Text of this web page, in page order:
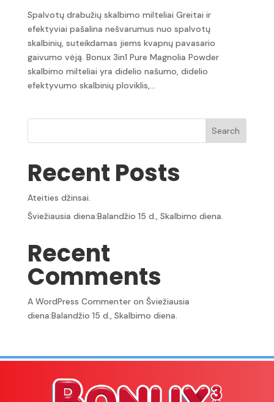
Spalvotų drabužių skalbimo milteliai Greitai ir
efektyviai pašalina nešvarumus nuo spalvotų
skalbinių, suteikdamas jiems kvapnų pavasario
gaivumo vėją. Bonux 3in1 Pure Magnolia Powder
skalbimo milteliai yra didelio našumo, didelio
efektyvumo skalbinių ploviklis,...
Search
Recent Posts
Ateities džinsai.
Šviežiausia diena:Balandžio 15 d., Skalbimo diena.
Recent
Comments
A WordPress Commenteron Šviežiausia
diena:Balandžio 15 d., Skalbimo diena.